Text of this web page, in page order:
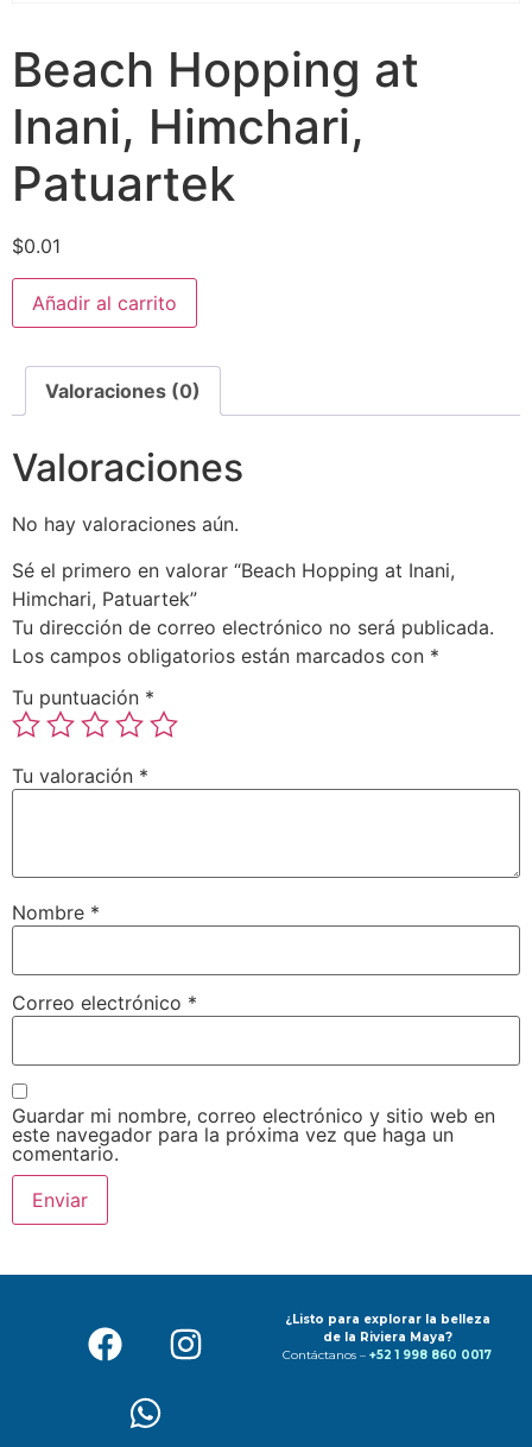
Beach Hopping at
Inani, Himchari,
Patuartek
$0.01
Añadir al carrito
Valoraciones (0)
Valoraciones
No hay valoraciones aún.
Sé el primero en valorar “Beach Hopping at Inani,
Himchari, Patuartek”
Tu dirección de correo electrónico no será publicada.
Los campos obligatorios están marcados con *
Tu puntuación *
Tu valoración *
Nombre *
Correo electrónico *
Guardar mi nombre, correo electrónico y sitio web en
este navegador para la próxima vez que haga un
comentario.
¿Listo para explorar la belleza
de la Riviera Maya?
Contáctanos – +52 1 998 860 0017